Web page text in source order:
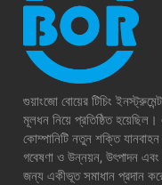
গুয়াংজো বোয়ের টিচিং
মূলধন নিয়ে প্রতিষ্ঠিত
কোম্পানিটি নতুন শক্তি
গবেষণা ও উন্নয়ন, উৎপাদন
জন্য একীভূত সমাধান প্রদান করে